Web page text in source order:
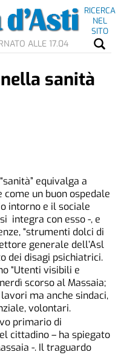
RICERCA
NEL
SITO
ALLE 17.04
sanità
equivalga a
come un buon ospedale
intorno e il sociale
integra con esso -, e
“strumenti dolci di
generale dell’Asl
dei disagi psichiatrici.
“Utenti visibili e
scorso al Massaia;
ma anche sindaci,
volontari.
primario di
cittadino – ha spiegato
-. Il traguardo